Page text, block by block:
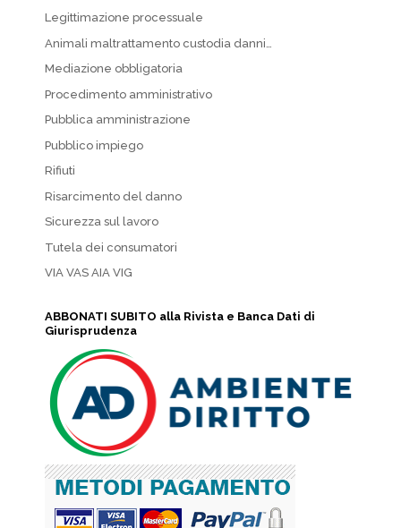
Legittimazione processuale
Animali maltrattamento custodia danni…
Mediazione obbligatoria
Procedimento amministrativo
Pubblica amministrazione
Pubblico impiego
Rifiuti
Risarcimento del danno
Sicurezza sul lavoro
Tutela dei consumatori
VIA VAS AIA VIG
ABBONATI SUBITO alla Rivista e Banca Dati di
Giurisprudenza